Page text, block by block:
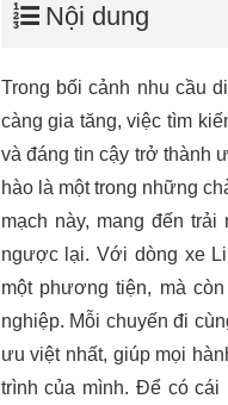
Nội dung
Trong bối cảnh nhu cầu
càng gia tăng, việc tìm
và đáng tin cậy trở thành
hào là một trong những
mạch này, mang đến
ngược lại. Với dòng xe
một phương tiện, mà
nghiệp. Mỗi chuyến đi
ưu việt nhất, giúp mọi
trình của mình. Để có cái